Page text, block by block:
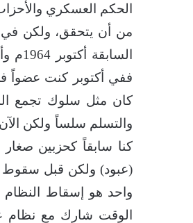
الحكم العسكري
من أن يتحقق، ولكن
ففي أكتوبر كنت عضواً
كان مثل سلوك تجمع
والتسلم سلساً ولكن
كنا سابقاً كحزبين
واحد هو إسقاط النظام
الوقت شارك مع نظام